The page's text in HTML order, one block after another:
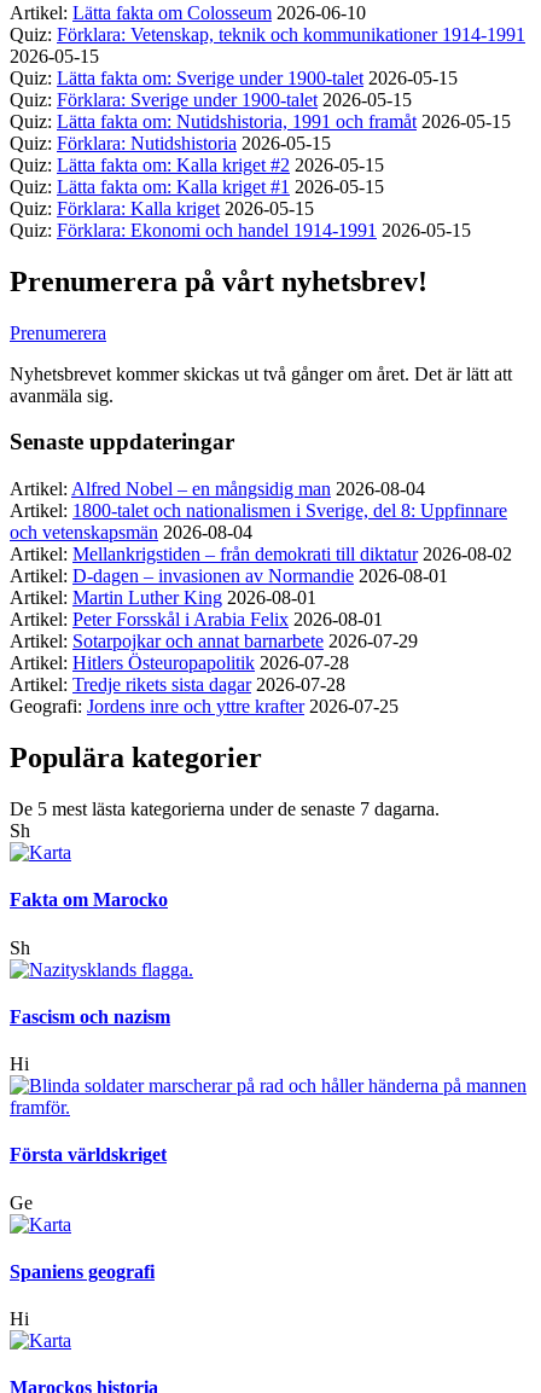
Artikel: Lätta fakta om Colosseum 2026-06-10
Quiz: Förklara: Vetenskap, teknik och kommunikationer 1914-1991
2026-05-15
Quiz: Lätta fakta om: Sverige under 1900-talet 2026-05-15
Quiz: Förklara: Sverige under 1900-talet 2026-05-15
Quiz: Lätta fakta om: Nutidshistoria, 1991 och framåt 2026-05-15
Quiz: Förklara: Nutidshistoria 2026-05-15
Quiz: Lätta fakta om: Kalla kriget #2 2026-05-15
Quiz: Lätta fakta om: Kalla kriget #1 2026-05-15
Quiz: Förklara: Kalla kriget 2026-05-15
Quiz: Förklara: Ekonomi och handel 1914-1991 2026-05-15
Prenumerera på vårt nyhetsbrev!
Prenumerera
Nyhetsbrevet kommer skickas ut två gånger om året. Det är lätt att
avanmäla sig.
Senaste uppdateringar
Artikel: Alfred Nobel – en mångsidig man 2026-08-04
Artikel: 1800-talet och nationalismen i Sverige, del 8: Uppfinnare
och vetenskapsmän 2026-08-04
Artikel: Mellankrigstiden – från demokrati till diktatur 2026-08-02
Artikel: D-dagen – invasionen av Normandie 2026-08-01
Artikel: Martin Luther King 2026-08-01
Artikel: Peter Forsskål i Arabia Felix 2026-08-01
Artikel: Sotarpojkar och annat barnarbete 2026-07-29
Artikel: Hitlers Östeuropapolitik 2026-07-28
Artikel: Tredje rikets sista dagar 2026-07-28
Geografi: Jordens inre och yttre krafter 2026-07-25
Populära kategorier
De 5 mest lästa kategorierna under de senaste 7 dagarna.
Sh
Fakta om Marocko
Sh
Fascism och nazism
Hi
Första världskriget
Ge
Spaniens geografi
Hi
Marockos historia